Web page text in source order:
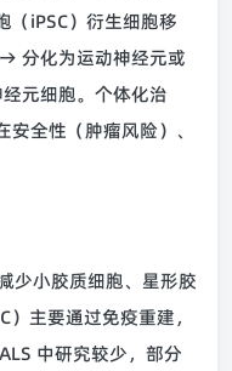
（iPSC）衍生细胞移
分化为运动神经元或
元细胞。个体化治
全性（肿瘤风险）、
少小胶质细胞、星形胶
主要通过免疫重建，
中研究较少，部分